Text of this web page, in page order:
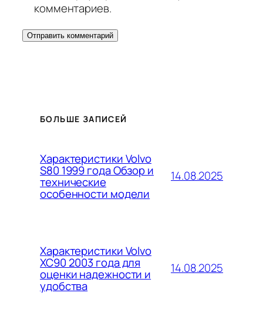
комментариев.
БОЛЬШЕ ЗАПИСЕЙ
Характеристики Volvo
S80 1999 года Обзор и
технические
особенности модели
14.08.2025
Характеристики Volvo
XC90 2003 года для
оценки надежности и
удобства
14.08.2025